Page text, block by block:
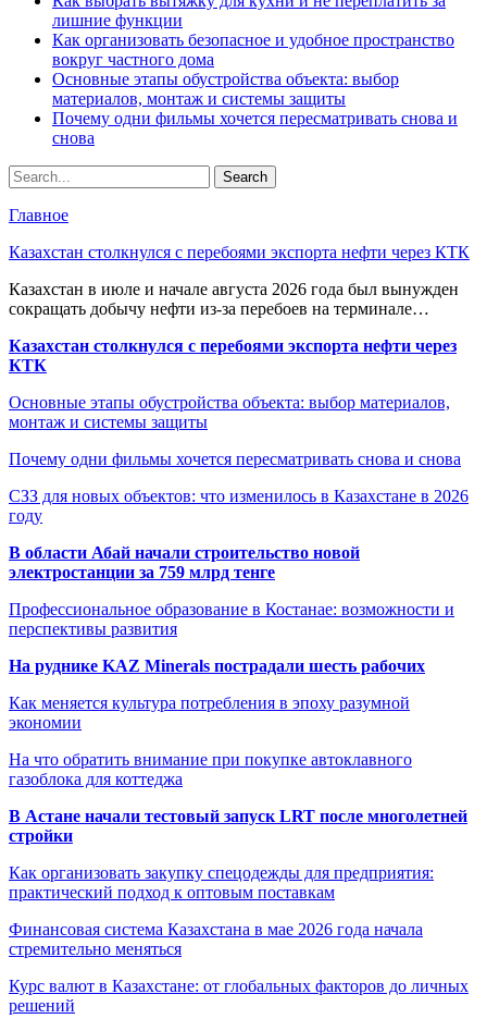
лишние функции
Как организовать безопасное и удобное пространство
вокруг частного дома
Основные этапы обустройства объекта: выбор
материалов, монтаж и системы защиты
Почему одни фильмы хочется пересматривать снова и
снова
Главное
Казахстан столкнулся с перебоями экспорта нефти через КТК
Казахстан в июле и начале августа 2026 года был вынужден
сокращать добычу нефти из-за перебоев на терминале…
Казахстан столкнулся с перебоями экспорта нефти через
КТК
Основные этапы обустройства объекта: выбор материалов,
монтаж и системы защиты
Почему одни фильмы хочется пересматривать снова и снова
СЗЗ для новых объектов: что изменилось в Казахстане в 2026
году
В области Абай начали строительство новой
электростанции за 759 млрд тенге
Профессиональное образование в Костанае: возможности и
перспективы развития
На руднике KAZ Minerals пострадали шесть рабочих
Как меняется культура потребления в эпоху разумной
экономии
На что обратить внимание при покупке автоклавного
газоблока для коттеджа
В Астане начали тестовый запуск LRT после многолетней
стройки
Как организовать закупку спецодежды для предприятия:
практический подход к оптовым поставкам
Финансовая система Казахстана в мае 2026 года начала
стремительно меняться
Курс валют в Казахстане: от глобальных факторов до личных
решений